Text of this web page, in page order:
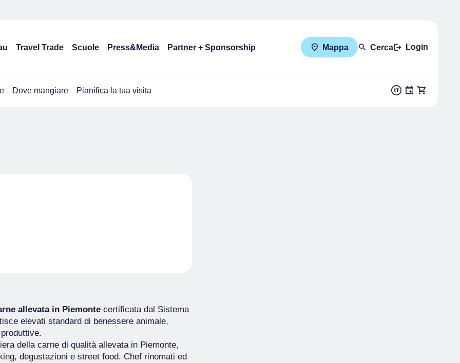
Travel Trade Scuole Press&Media Partner + Sponsorship Mappa Cerca Login
Dove mangiare Pianifica la tua visita
allevata in Piemonte certificata dal Sistema
elevati standard di benessere animale,
della carne di qualità allevata in Piemonte,
degustazioni e street food. Chef rinomati ed